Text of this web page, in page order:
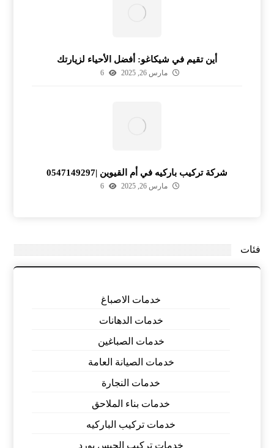
أين تقيم في شيكاغو: أفضل الأحياء لزيارتك
مارس 26, 2025 6
شركة تركيب باركيه في أم القيوين |0547149297
مارس 26, 2025 6
فئات
خدمات الاصباغ
خدمات الدهانات
خدمات الصباغين
خدمات الصيانة العامة
خدمات النجارة
خدمات بناء الملاحق
خدمات تركيب الباركيه
خدمات تركيب الجبس بورد